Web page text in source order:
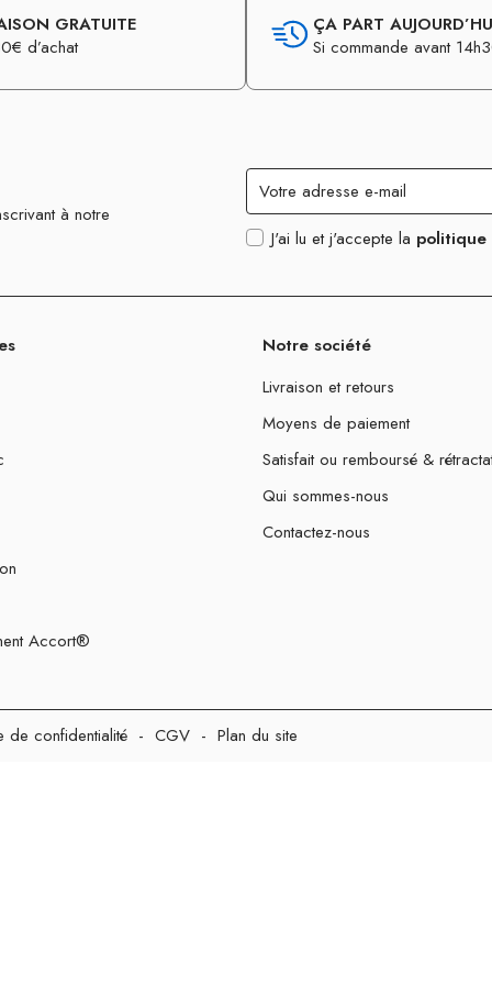
GRATUITE
d’achat
ÇA PART
Si commande avant
à notre
J'ai lu et j'accepte la
Accort®
Notre société
Livraison et retours
Moyens de paiement
Satisfait ou remboursé &
Qui sommes-nous
Contactez-nous
de confidentialité - CGV - Plan du site